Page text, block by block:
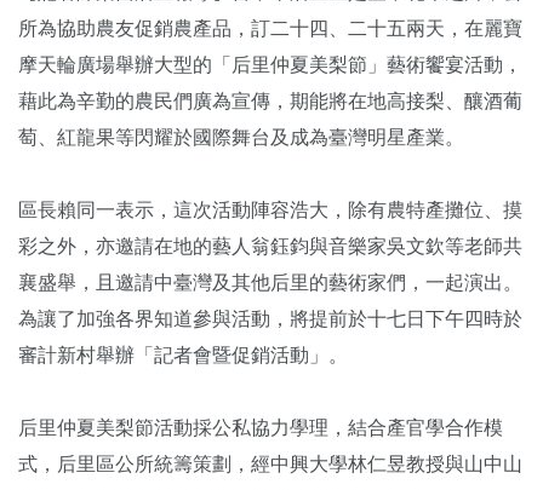
所為協助農友促銷農產品，訂二十四、二十五兩天，在麗寶
摩天輪廣場舉辦大型的「后里仲夏美梨節」藝術饗宴活動，
藉此為辛勤的農民們廣為宣傳，期能將在地高接梨、釀酒葡
萄、紅龍果等閃耀於國際舞台及成為臺灣明星產業。
區長賴同一表示，這次活動陣容浩大，除有農特產攤位、摸
彩之外，亦邀請在地的藝人翁鈺鈞與音樂家吳文欽等老師共
襄盛舉，且邀請中臺灣及其他后里的藝術家們，一起演出。
為讓了加強各界知道參與活動，將提前於十七日下午四時於
審計新村舉辦「記者會暨促銷活動」。
后里仲夏美梨節活動採公私協力學理，結合產官學合作模
式，后里區公所統籌策劃，經中興大學林仁昱教授與山中山